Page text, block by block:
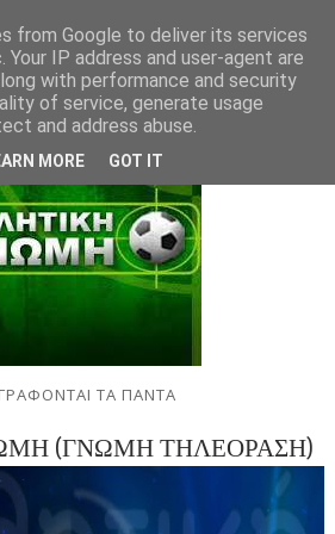
ΤΑ ΠΑΝΤΑ
(ΓΝΩΜΗ ΤΗΛΕΟΡΑΣΗ)
from Google to deliver its services
IP address and user-agent are
with performance and security
of service, generate usage
and address abuse.
MORE GOT IT